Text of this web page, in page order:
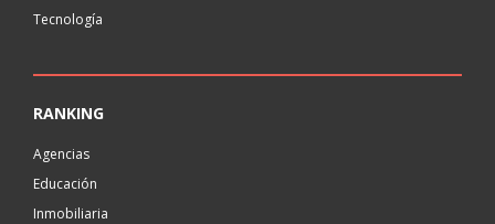
Tecnología
RANKING
Agencias
Educación
Inmobiliaria